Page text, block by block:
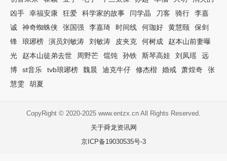
凶手
幸福安康 狂爱 科学家的故事 闫学晶 刀客 骑行
李嘉
诚
神奇蜘蛛侠 张国强 李嘉琦 时间线 何珈好 黄慧颐
保剑
锋
琅琊榜 演员刘敏涛 刘敏涛 皮夹克 何树成
赵本山前妻曝
光
赵本山徒弟去世 周野芒 馄饨 孙铁 斯琴高娃 刘凤瑶
远
博
st音乐 tvb琅琊榜 魏晨 迪克牛仔 修杰楷 婚戒 萧煌奇
张
慧雯
胡夏
CopyRight © 2020-2025 www.entzx.cn All Rights Reserved.
关于舜龙资讯网
京ICP备19030535号-3